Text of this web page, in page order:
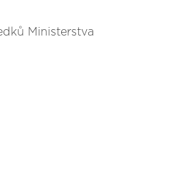
Ministerstva